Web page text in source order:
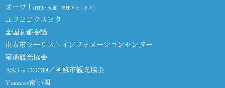
オーワ！ (日田・九重・玖珠アウトドア)
ユフココクスヒタ
全国京都会議
由布市ツーリストインフォメーションセンター
菊池観光協会
ASO is GOOD!／阿蘇市観光協会
Youmore南小国